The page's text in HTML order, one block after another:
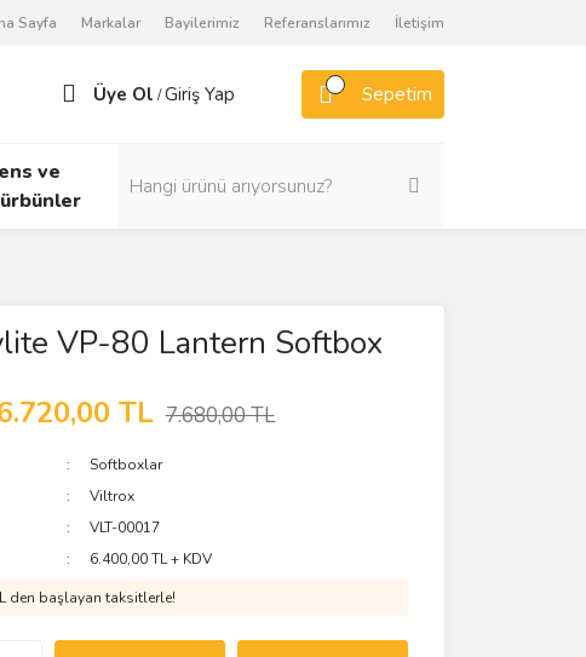
Sayfa Markalar Bayilerimiz Referanslarımız İletişim
Üye Ol /Giriş Yap Sepetim
ve
VP-80 Lantern Softbox
TL 7.680,00 TL
Softboxlar
Viltrox
VLT-00017
6.400,00 TL + KDV
den başlayan taksitlerle!